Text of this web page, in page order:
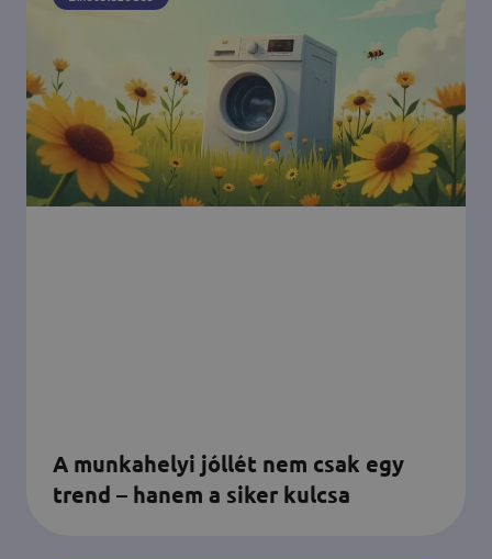
A munkahelyi jóllét nem csak egy
trend – hanem a siker kulcsa